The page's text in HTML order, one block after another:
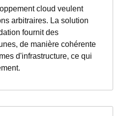
cloud veulent
arbitraires. La solution
fournit des
de manière cohérente
d'infrastructure, ce qui